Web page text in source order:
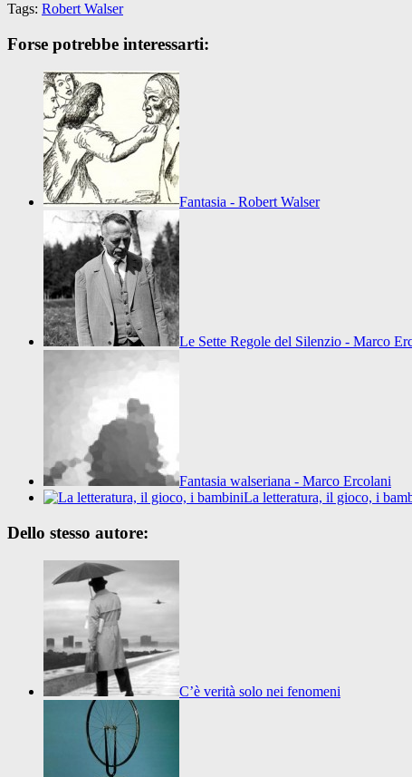
Tags: Robert Walser
Forse potrebbe interessarti:
Fantasia - Robert Walser
Le Sette Regole del Silenzio - Marco
Fantasia walseriana - Marco Ercolani
La letteratura, il gioco, i
Dello stesso autore:
C’è verità solo nei fenomeni